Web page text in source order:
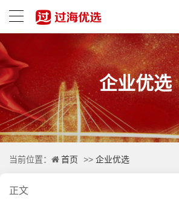
企业优选
当前位置： 首页 >> 企业优选
正文